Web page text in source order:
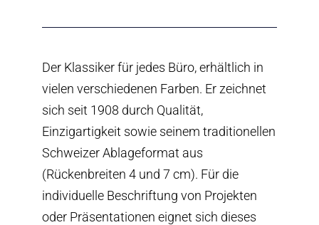
Der Klassiker für jedes Büro, erhältlich in
vielen verschiedenen Farben. Er zeichnet
sich seit 1908 durch Qualität,
Einzigartigkeit sowie seinem traditionellen
Schweizer Ablageformat aus
(Rückenbreiten 4 und 7 cm). Für die
individuelle Beschriftung von Projekten
oder Präsentationen eignet sich dieses